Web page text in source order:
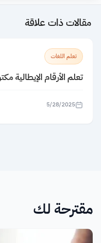
مقالات ذات علاقة
تعلم اللغات
تعلم الأرقام الإيطالية
5/28/2025
مقترحة لك